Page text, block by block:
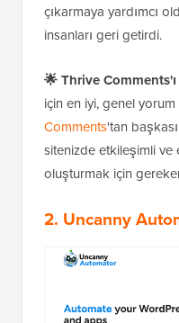
çıkarmaya yardımcı
insanları geri getirdi.
🌟Thrive
için en iyi, genel yorum
Comments'tan
sitenizde etkileşimli
oluşturmak için
2. Uncanny